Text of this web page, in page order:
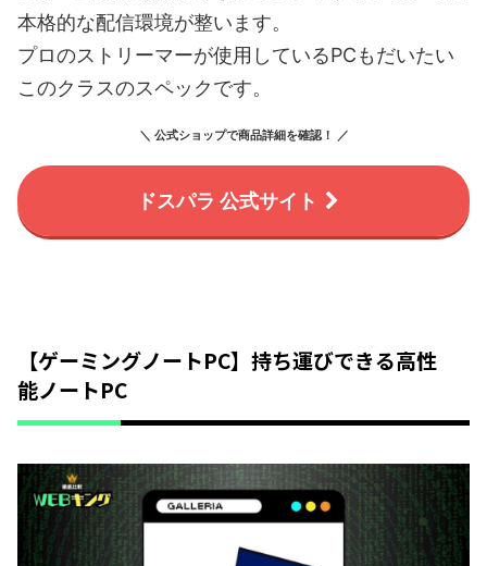
本格的な配信環境が整います。
プロのストリーマーが使用しているPCもだいたい
このクラスのスペックです。
＼ 公式ショップで商品詳細を確認！ ／
ドスパラ 公式サイト
【ゲーミングノートPC】持ち運びできる高性
能ノートPC